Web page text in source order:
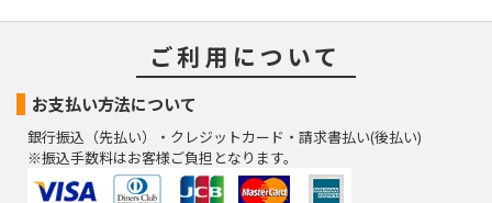
ご利用について
お支払い方法について
銀行振込（先払い）・クレジットカード・請求書払い(後払い)
※振込手数料はお客様ご負担となります。